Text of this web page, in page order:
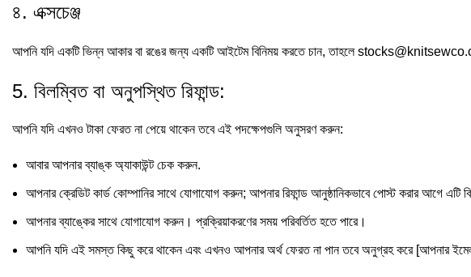
৪. এক্সচেঞ্জ
আপনি যদি একটি ভিন্ন আকার বা রঙের জন্য একটি আইটেম বিনিময় করতে চান, তাহলে
5. বিলম্বিত বা অনুপস্থিত রিফান্ড:
আপনি যদি এখনও টাকা ফেরত না পেয়ে থাকেন তবে এই পদক্ষেপগুলি অনুসরণ করুন:
আবার আপনার ব্যাঙ্ক অ্যাকাউন্ট চেক করুন.
আপনার ক্রেডিট কার্ড কোম্পানির সাথে যোগাযোগ করুন; আপনার রিফান্ড আনুষ্ঠানিকভাবে পোস্ট করার আগে এটি
আপনার ব্যাঙ্কের সাথে যোগাযোগ করুন। প্রক্রিয়াকরণের সময় পরিবর্তিত হতে পারে।
আপনি যদি এই সমস্ত কিছু করে থাকেন এবং এখনও আপনার অর্থ ফেরত না পান তবে অনুগ্রহ করে [আপনার